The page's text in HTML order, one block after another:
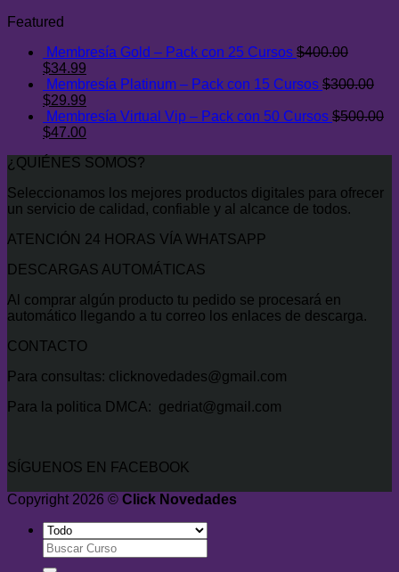
$300.00.
original
$500.00.$47.00.
Featured
Membresía Gold – Pack con 25 Cursos $400.00
El
precio
original
era:
$400.00.
$34.99
precio
es:
$34.99.
Membresía Platinum – Pack con 15 Cursos $300.00
El
precio
original
$300.00.
$29.99
precio
actual
$29.99.
Membresía Virtual Vip – Pack con 50 Cursos $500.00
El
original
$500.00.
$47.00El
actual
$47.00.
¿QUIÉNES SOMOS?
Seleccionamos los mejores productos digitales para ofrecer
un servicio de calidad, confiable y al alcance de todos.
ATENCIÓN 24 HORAS VÍA WHATSAPP
DESCARGAS AUTOMÁTICAS
Al comprar algún producto tu pedido se procesará en
automático llegando a tu correo los enlaces de descarga.
CONTACTO
Para consultas: clicknovedades@gmail.com
Para la politica DMCA: gedriat@gmail.com
SÍGUENOS EN FACEBOOK
Copyright 2026 © Click Novedades
Buscar
por: